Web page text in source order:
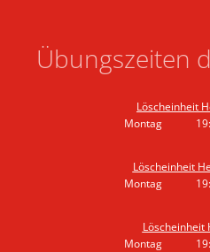
Übungszeiten
Löscheinheit
Montag
Löscheinheit
Montag
Löscheinheit
Montag